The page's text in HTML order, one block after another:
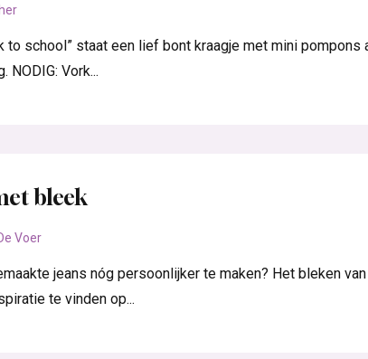
to school” staat een lief bont kraagje met mini pompons
NODIG: Vork...
bleek
jeans nóg persoonlijker te maken? Het bleken
te vinden op...
Voer